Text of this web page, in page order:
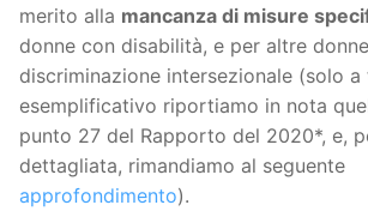
merito alla mancanza di misure
donne con disabilità, e per altre
discriminazione intersezionale (solo
esemplificativo riportiamo in nota
punto 27 del Rapporto del 2020*, e,
dettagliata, rimandiamo al seguente
approfondimento).